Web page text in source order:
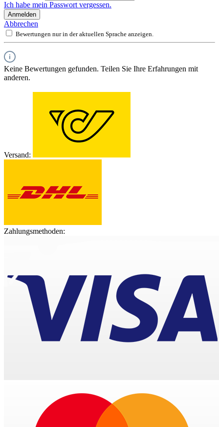
Ich habe mein Passwort vergessen.
Anmelden
Abbrechen
Bewertungen nur in der aktuellen Sprache anzeigen.
Keine Bewertungen gefunden. Teilen Sie Ihre Erfahrungen mit
anderen.
Versand:
Zahlungsmethoden: